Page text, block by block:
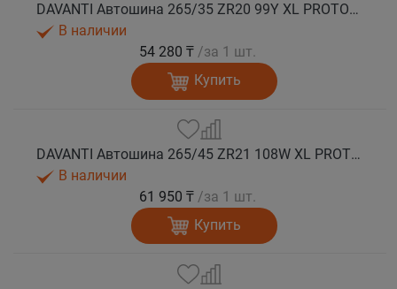
DAVANTI Автошина 265/35 ZR20 99Y XL PROTOURA SPORT RPR лето
В наличии
54 280 ₸ /за 1 шт.
Купить
DAVANTI Автошина 265/45 ZR21 108W XL PROTOURA SPORT RPR лето
В наличии
61 950 ₸ /за 1 шт.
Купить